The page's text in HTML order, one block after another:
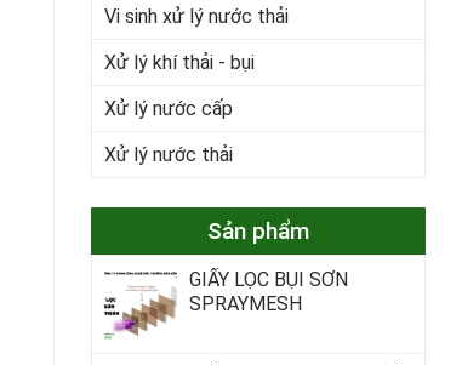
Vi sinh xử lý nước thải
Xử lý khí thải - bụi
Xử lý nước cấp
Xử lý nước thải
Sản phẩm
GIẤY LỌC BỤI SƠN
SPRAYMESH